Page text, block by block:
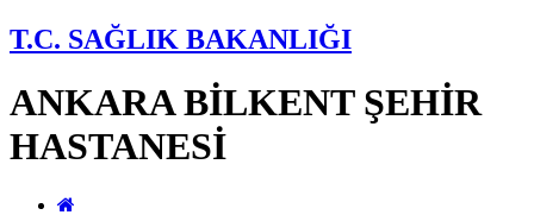
T.C. SAĞLIK BAKANLIĞI
ANKARA BİLKENT ŞEHİR
HASTANESİ